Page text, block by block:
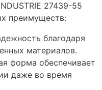
27439-55
преимуществ:
благодаря
материалов.
форма обеспечивает
даже во время